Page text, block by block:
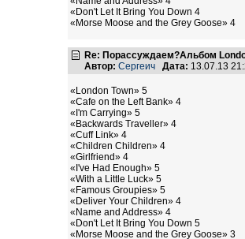
«Don't Let It Bring You Down 4
«Morse Moose and the Grey Goose» 4
Re: Порассуждаем?Альбом
Автор: Сергеич Дата: 13.07.13
«London Town» 5
«Cafe on the Left Bank» 4
«I'm Carrying» 5
«Backwards Traveller» 4
«Cuff Link» 4
«Children Children» 4
«Girlfriend» 4
«I've Had Enough» 5
«With a Little Luck» 5
«Famous Groupies» 5
«Deliver Your Children» 4
«Name and Address» 4
«Don't Let It Bring You Down 5
«Morse Moose and the Grey Goose» 3